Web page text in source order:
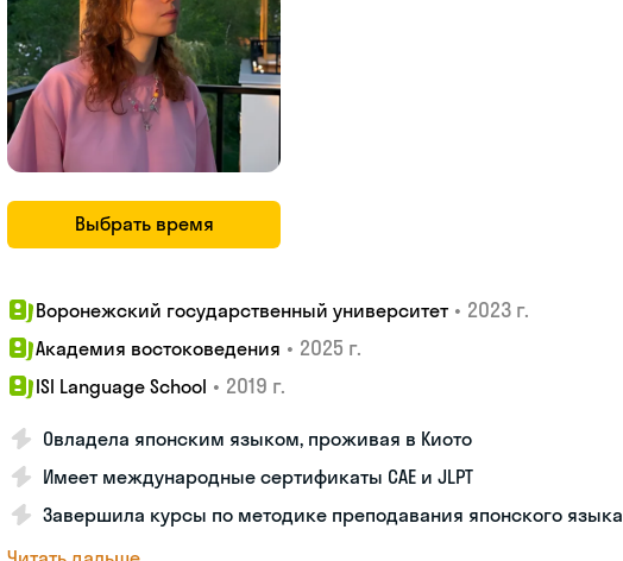
Выбрать время
Воронежский государственный университет • 2023 г.
Академия востоковедения • 2025 г.
ISI Language School • 2019 г.
Овладела японским языком, проживая в Киото
Имеет международные сертификаты CAE и JLPT
Завершила курсы по методике преподавания японского языка